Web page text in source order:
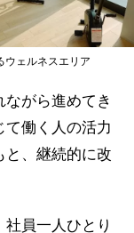
ウェルネスエリア
がら進めてき
働く人の活力
と、継続的に改
員一人ひとり